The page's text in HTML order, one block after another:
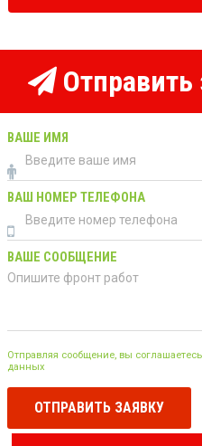
Отправить
ВАШЕ ИМЯ
ВАШ НОМЕР ТЕЛЕФОНА
ВАШЕ СООБЩЕНИЕ
Отправляя сообщение, вы
данных
ОТПРАВИТЬ ЗАЯВКУ